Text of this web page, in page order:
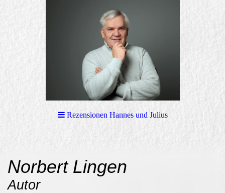
Rezensionen Hannes und Julius
Norbert Lingen
Autor